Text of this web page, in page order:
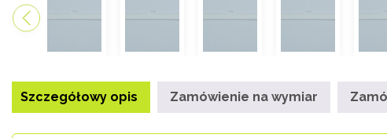
Szczegółowy opis Zamówienie na wymiar